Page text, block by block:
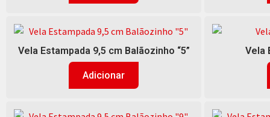
Vela Estampada 9,5 cm Balãozinho “5”
Adicionar
Vela